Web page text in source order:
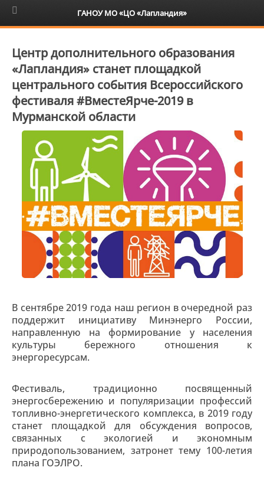
6+
Центр дополнительного образования
«Лапландия» станет площадкой
центрального события Всероссийского
фестиваля #ВместеЯрче-2019 в
Мурманской области
В сентябре 2019 года наш регион в очередной раз
поддержит инициативу Минэнерго России,
направленную на формирование у населения
культуры бережного отношения к
энергоресурсам.
Фестиваль, традиционно посвященный
энергосбережению и популяризации профессий
топливно-энергетического комплекса, в 2019 году
станет площадкой для обсуждения вопросов,
связанных с экологией и экономным
природопользованием, затронет тему 100-летия
плана ГОЭЛРО.
ГАНОУ МО «ЦО «Лапландия»